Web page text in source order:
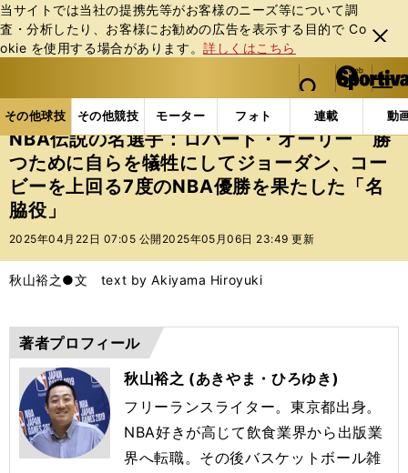
当サイトでは当社の提携先等がお客様のニーズ等について調
査・分析したり、お客様にお勧めの広告を表⽰する⽬的で Co
okie を使⽤する場合があります。詳しくはこちら
閉じ
る
web Sportiva (webスポルティーバ)
検索
マイペ
ー
ジ
メニュ
その他球技 その他競技 モーター フォト 連載 動
ス
ポ
ル
テ
ィ
ー
バ
その他球技の記事一覧 バスケットボール NBA
NBA伝説の名選手：ロバート・オーリー 勝
つために自らを犠牲にしてジョーダン、コー
ビーを上回る7度のNBA優勝を果たした「名
脇役」
2025年04月22日 07:05 公開 2025年05月06日 23:49 更新
秋山裕之●文 text by Akiyama Hiroyuki
著者プロフィール
秋山裕之 (あきやま・ひろゆき)
フリーランスライター。東京都出身。
NBA好きが高じて飲食業界から出版業
界へ転職。その後バスケットボール雑